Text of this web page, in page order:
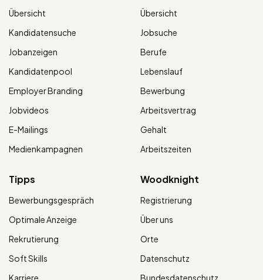
Übersicht
Kandidatensuche
Jobanzeigen
Kandidatenpool
Employer Branding
Jobvideos
E-Mailings
Medienkampagnen
Übersicht
Jobsuche
Berufe
Lebenslauf
Bewerbung
Arbeitsvertrag
Gehalt
Arbeitszeiten
Tipps
Bewerbungsgespräch
Optimale Anzeige
Rekrutierung
Soft Skills
Karriere
Woodknight
Registrierung
Über uns
Orte
Datenschutz
Bundesdatenschutz